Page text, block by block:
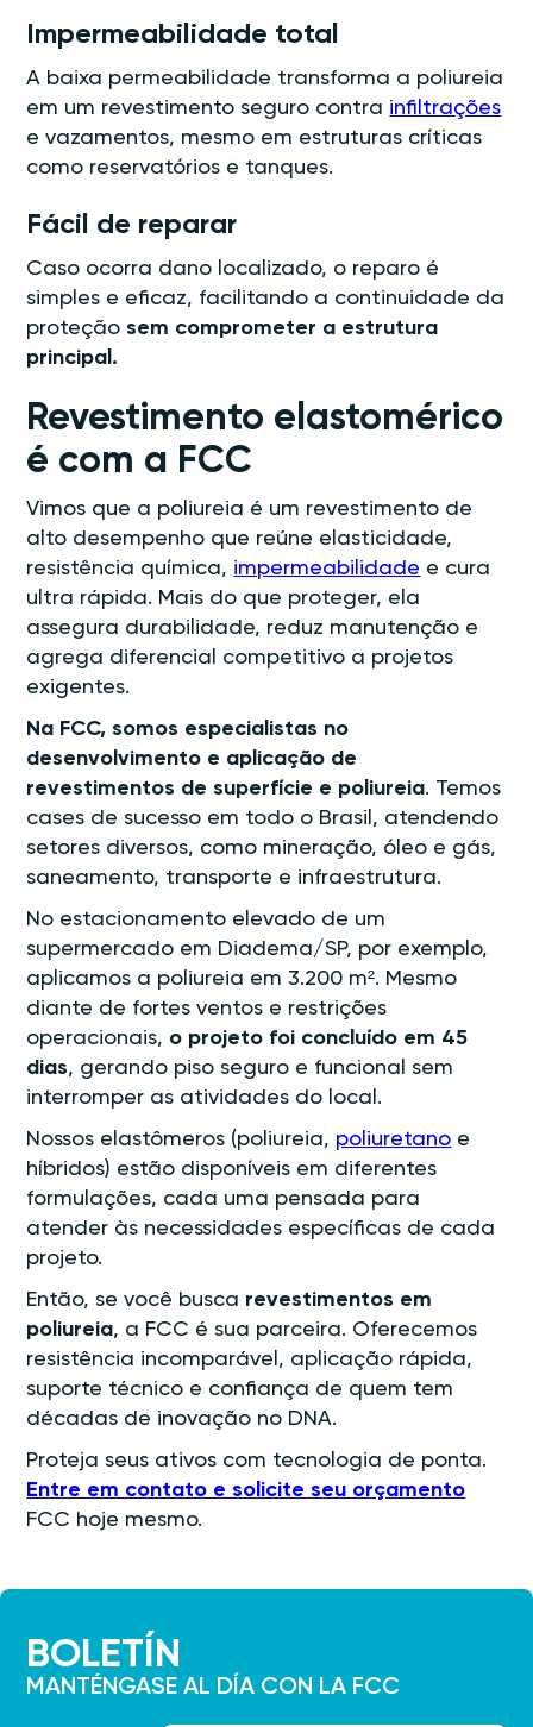
Impermeabilidade total
A baixa permeabilidade transforma a poliureia
em um revestimento seguro contra infiltrações
e vazamentos, mesmo em estruturas críticas
como reservatórios e tanques.
Fácil de reparar
Caso ocorra dano localizado, o reparo é
simples e eficaz, facilitando a continuidade da
proteçãosem comprometer a estrutura
principal.
Revestimento elastomérico
é com a FCC
Vimos que a poliureia é um revestimento de
alto desempenho que reúne elasticidade,
resistência química, impermeabilidade e cura
ultra rápida. Mais do que proteger, ela
assegura durabilidade, reduz manutenção e
agrega diferencial competitivo a projetos
exigentes.
Na FCC, somos especialistas no
desenvolvimento e aplicação de
revestimentos de superfície e poliureia. Temos
cases de sucesso em todo o Brasil, atendendo
setores diversos, como mineração, óleo e gás,
saneamento, transporte e infraestrutura.
No estacionamento elevado de um
supermercado em Diadema/SP, por exemplo,
aplicamos a poliureia em 3.200 m². Mesmo
diante de fortes ventos e restrições
operacionais, o projeto foi concluído em 45
dias, gerando piso seguro e funcional sem
interromper as atividades do local.
Nossos elastômeros (poliureia, poliuretano e
híbridos) estão disponíveis em diferentes
formulações, cada uma pensada para
atender às necessidades específicas de cada
projeto.
Então, se você busca revestimentos em
poliureia, a FCC é sua parceira. Oferecemos
resistência incomparável, aplicação rápida,
suporte técnico e confiança de quem tem
décadas de inovação no DNA.
Proteja seus ativos com tecnologia de ponta.
Entre em contato e solicite seu orçamento
FCC hoje mesmo.
BOLETÍN
MANTÉNGASE AL DÍA CON LA FCC